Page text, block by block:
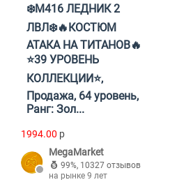
❄️М416 ЛЕДНИК 2
ЛВЛ❄️🔥КОСТЮМ
АТАКА НА ТИТАНОВ🔥
⭐39 УРОВЕНЬ
КОЛЛЕКЦИИ⭐,
Продажа, 64 уровень,
Ранг: Зол...
1994.00 p
MegaMarket
99%, 10327 отзывов
на рынке 9 лет